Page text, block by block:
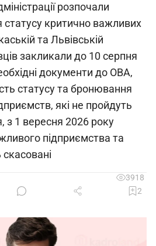
розпочали
критично важливих
та Львівській
закликали до 10 серпня
документи до ОВА,
статусу та бронювання
які не пройдуть
з 1 вересня 2026 року
підприємства та
3918
2